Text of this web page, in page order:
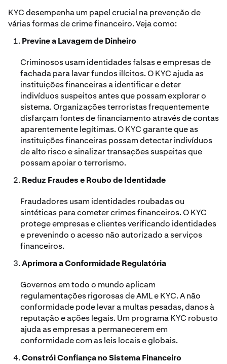
KYC desempenha um papel crucial na prevenção de
várias formas de crime financeiro. Veja como:
Previne a Lavagem de Dinheiro
Criminosos usam identidades falsas e empresas de
fachada para lavar fundos ilícitos. O KYC ajuda as
instituições financeiras a identificar e deter
indivíduos suspeitos antes que possam explorar o
sistema. Organizações terroristas frequentemente
disfarçam fontes de financiamento através de contas
aparentemente legítimas. O KYC garante que as
instituições financeiras possam detectar indivíduos
de alto risco e sinalizar transações suspeitas que
possam apoiar o terrorismo.
Reduz Fraudes e Roubo de Identidade
Fraudadores usam identidades roubadas ou
sintéticas para cometer crimes financeiros. O KYC
protege empresas e clientes verificando identidades
e prevenindo o acesso não autorizado a serviços
financeiros.
Aprimora a Conformidade Regulatória
Governos em todo o mundo aplicam
regulamentações rigorosas de AML e KYC. A não
conformidade pode levar a multas pesadas, danos à
reputação e ações legais. Um programa KYC robusto
ajuda as empresas a permanecerem em
conformidade com as leis locais e globais.
Constrói Confiança no Sistema Financeiro